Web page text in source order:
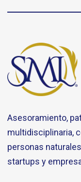
Asesoramiento,
multidisciplinaria,
personas
startups y